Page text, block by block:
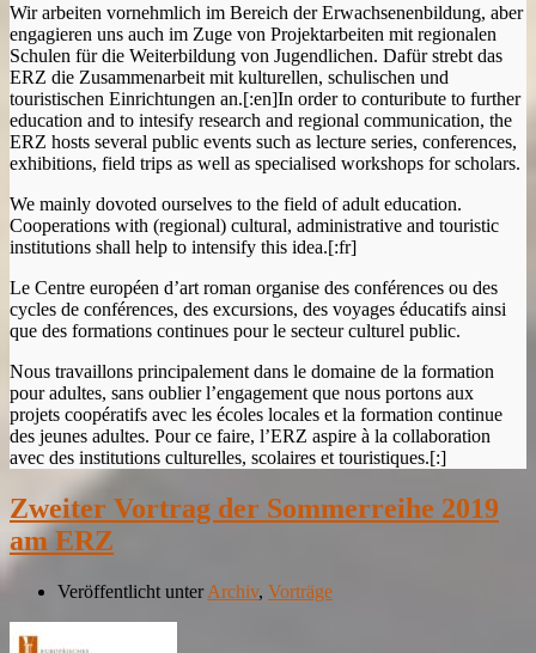
Wir arbeiten vornehmlich im Bereich der Erwachsenenbildung, aber
engagieren uns auch im Zuge von Projektarbeiten mit regionalen
Schulen für die Weiterbildung von Jugendlichen. Dafür strebt das
ERZ die Zusammenarbeit mit kulturellen, schulischen und
touristischen Einrichtungen an.[:en]In order to conturibute to further
education and to intesify research and regional communication, the
ERZ hosts several public events such as lecture series, conferences,
exhibitions, field trips as well as specialised workshops for scholars.
We mainly dovoted ourselves to the field of adult education.
Cooperations with (regional) cultural, administrative and touristic
institutions shall help to intensify this idea.[:fr]
Le Centre européen d’art roman organise des conférences ou des
cycles de conférences, des excursions, des voyages éducatifs ainsi
que des formations continues pour le secteur culturel public.
Nous travaillons principalement dans le domaine de la formation
pour adultes, sans oublier l’engagement que nous portons aux
projets coopératifs avec les écoles locales et la formation continue
des jeunes adultes. Pour ce faire, l’ERZ aspire à la collaboration
avec des institutions culturelles, scolaires et touristiques.[:]
Zweiter Vortrag der Sommerreihe 2019
am ERZ
Veröffentlicht unterArchiv, Vorträge